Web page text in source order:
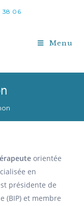
38 06
Menu
orientée
en
présidente de
(BIP) et membre